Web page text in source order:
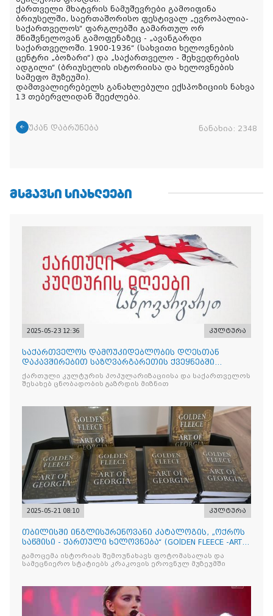
ქართველი მხატვრის ნამუშევრები გამოიფინა
ბრიუსელში, საერთაშორისო ფესტივალ „ევროპალია-
საქართველოს“ ფარგლებში გამართულ ორ
მნიშვნელოვან გამოფენაზეც - „ავანგარდი
საქართველოში. 1900-1936“ (სახვითი ხელოვნების
ცენტრი „ბოზარი“) და „საქართველო - შეხვედრების
ადგილი“ (ბრიუსელის ისტორიისა და ხელოვნების
სამეფო მუზეუმი).
დამთვალიერებელს განახლებული ექსპოზიციის ნახვა
13 თებერვლიდან შეეძლება.
უკან დაბრუნება ნანახია: 2348
ᲛᲡᲒᲐᲕᲡᲘ ᲡᲘᲐᲮᲚᲔᲔᲑᲘ
2025-05-23 12:36 კულტურა
საქართველოს დამოუკიდებლობის დღესთან
დაკავშირებით საზღვარგარეთის ქვეყნებში
ქართული კულტურის დღეები აღ
ქართული კულტურის პოპულარიზაციისა და საქართველოს
შესახებ ცნობადობის გაზრდის მიზნით
2025-05-21 08:10 კულტურა
თბილისში ინგლისურენოვანი კატალოგის, „ოქროს
საწმისი - ქართული ხელოვნება“ (GOlDEN FLEECE -ART
OF GEORG
გამოცემა ისტორიას შემოუნახავს ფოტომასალას და
სამეცნიერო სტატიებს კრაკოვის ეროვნულ მუზეუმში